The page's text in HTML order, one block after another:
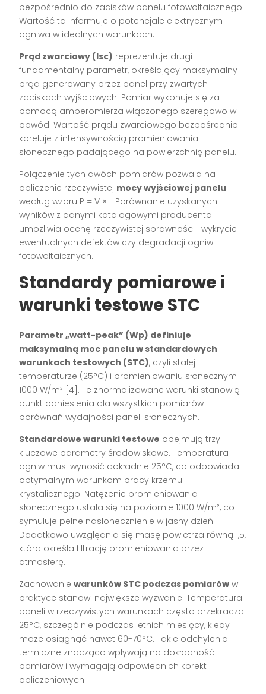
bezpośrednio do zacisków panelu fotowoltaicznego.
Wartość ta informuje o potencjale elektrycznym
ogniwa w idealnych warunkach.
Prąd zwarciowy (Isc) reprezentuje drugi
fundamentalny parametr, określający maksymalny
prąd generowany przez panel przy zwartych
zaciskach wyjściowych. Pomiar wykonuje się za
pomocą amperomierza włączonego szeregowo w
obwód. Wartość prądu zwarciowego bezpośrednio
koreluje z intensywnością promieniowania
słonecznego padającego na powierzchnię panelu.
Połączenie tych dwóch pomiarów pozwala na
obliczenie rzeczywistej mocy wyjściowej panelu
według wzoru P = V × I. Porównanie uzyskanych
wyników z danymi katalogowymi producenta
umożliwia ocenę rzeczywistej sprawności i wykrycie
ewentualnych defektów czy degradacji ogniw
fotowoltaicznych.
Standardy pomiarowe i
warunki testowe STC
Parametr „watt-peak” (Wp) definiuje
maksymalną moc panelu w standardowych
warunkach testowych (STC), czyli stałej
temperaturze (25°C) i promieniowaniu słonecznym
1000 W/m² [4]. Te znormalizowane warunki stanowią
punkt odniesienia dla wszystkich pomiarów i
porównań wydajności paneli słonecznych.
Standardowe warunki testowe obejmują trzy
kluczowe parametry środowiskowe. Temperatura
ogniw musi wynosić dokładnie 25°C, co odpowiada
optymalnym warunkom pracy krzemu
krystalicznego. Natężenie promieniowania
słonecznego ustala się na poziomie 1000 W/m², co
symuluje pełne nasłonecznienie w jasny dzień.
Dodatkowo uwzględnia się masę powietrza równą 1,5,
która określa filtrację promieniowania przez
atmosferę.
Zachowaniewarunków STC podczas pomiarów w
praktyce stanowi największe wyzwanie. Temperatura
paneli w rzeczywistych warunkach często przekracza
25°C, szczególnie podczas letnich miesięcy, kiedy
może osiągnąć nawet 60-70°C. Takie odchylenia
termiczne znacząco wpływają na dokładność
pomiarów i wymagają odpowiednich korekt
obliczeniowych.